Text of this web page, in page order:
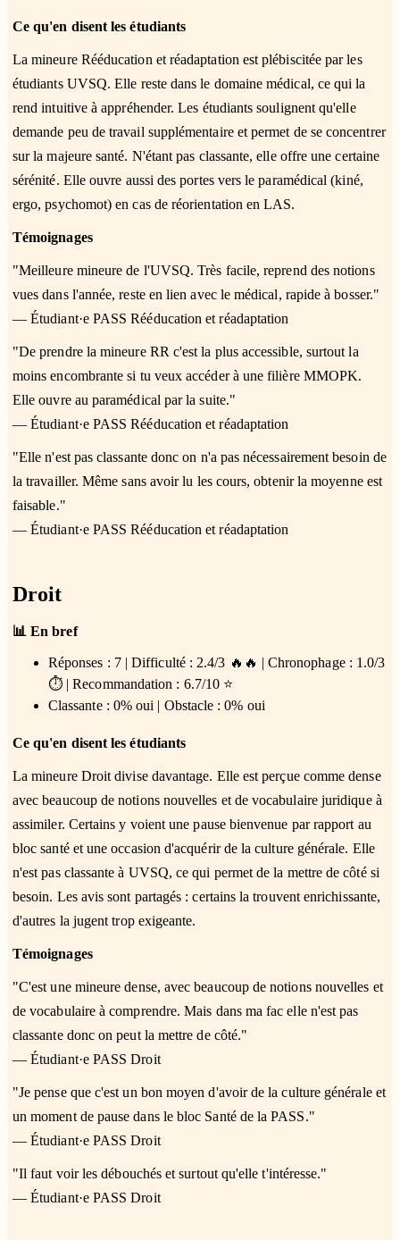
Ce qu'en disent les étudiants
La mineure Rééducation et réadaptation est plébiscitée par les
étudiants UVSQ. Elle reste dans le domaine médical, ce qui la
rend intuitive à appréhender. Les étudiants soulignent qu'elle
demande peu de travail supplémentaire et permet de se concentrer
sur la majeure santé. N'étant pas classante, elle offre une certaine
sérénité. Elle ouvre aussi des portes vers le paramédical (kiné,
ergo, psychomot) en cas de réorientation en LAS.
Témoignages
"Meilleure mineure de l'UVSQ. Très facile, reprend des notions
vues dans l'année, reste en lien avec le médical, rapide à bosser."
— Étudiant·e PASS Rééducation et réadaptation
"De prendre la mineure RR c'est la plus accessible, surtout la
moins encombrante si tu veux accéder à une filière MMOPK.
Elle ouvre au paramédical par la suite."
— Étudiant·e PASS Rééducation et réadaptation
"Elle n'est pas classante donc on n'a pas nécessairement besoin de
la travailler. Même sans avoir lu les cours, obtenir la moyenne est
faisable."
— Étudiant·e PASS Rééducation et réadaptation
Droit
📊 En bref
Réponses : 7 | Difficulté : 2.4/3 🔥🔥 | Chronophage : 1.0/3
⏱️ | Recommandation : 6.7/10 ⭐
Classante : 0% oui | Obstacle : 0% oui
Ce qu'en disent les étudiants
La mineure Droit divise davantage. Elle est perçue comme dense
avec beaucoup de notions nouvelles et de vocabulaire juridique à
assimiler. Certains y voient une pause bienvenue par rapport au
bloc santé et une occasion d'acquérir de la culture générale. Elle
n'est pas classante à UVSQ, ce qui permet de la mettre de côté si
besoin. Les avis sont partagés : certains la trouvent enrichissante,
d'autres la jugent trop exigeante.
Témoignages
"C'est une mineure dense, avec beaucoup de notions nouvelles et
de vocabulaire à comprendre. Mais dans ma fac elle n'est pas
classante donc on peut la mettre de côté."
— Étudiant·e PASS Droit
"Je pense que c'est un bon moyen d'avoir de la culture générale et
un moment de pause dans le bloc Santé de la PASS."
— Étudiant·e PASS Droit
"Il faut voir les débouchés et surtout qu'elle t'intéresse."
— Étudiant·e PASS Droit